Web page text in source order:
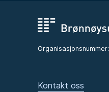
Organisasjonsnummer:
Kontakt oss